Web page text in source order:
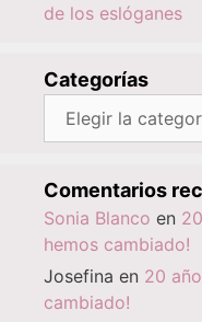
de los eslóganes
Categorías
Categorías
Comentarios
Sonia Blanco en
hemos cambiado!
Josefina en 20
cambiado!